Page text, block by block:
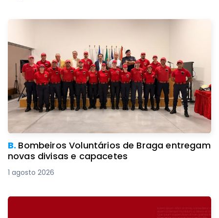
B. Bombeiros Voluntários de Braga entregam
novas divisas e capacetes
1 agosto 2026